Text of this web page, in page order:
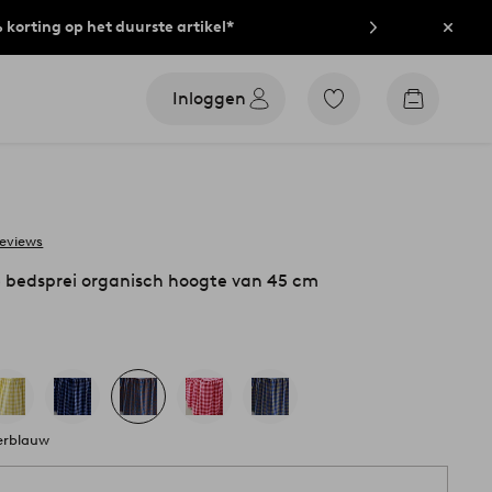
korting op het duurste artikel*
Inloggen
Ga
Go
bedsprei organisch hoogte van 45 cm